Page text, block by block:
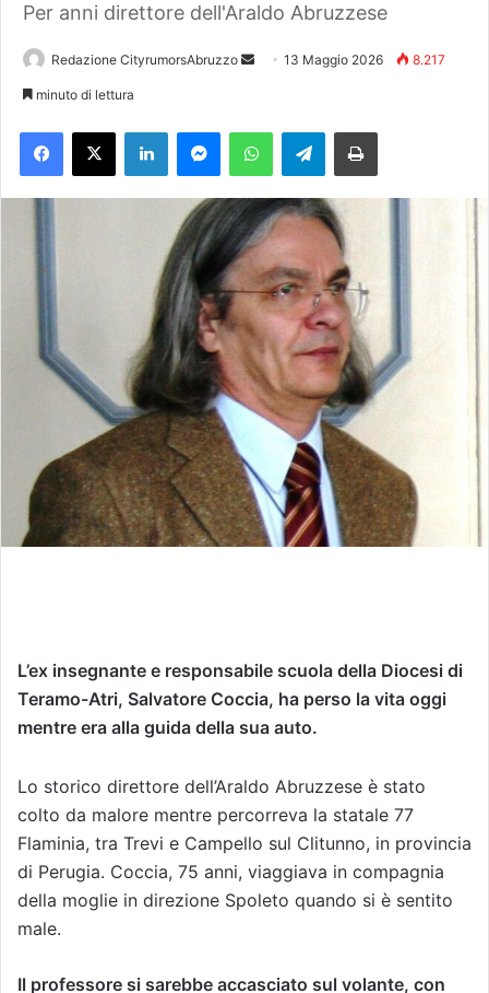
Per anni direttore dell'Araldo Abruzzese
Redazione CityrumorsAbruzzo
a
n
'
e
m
a
i
l
13 Maggio 2026 8.217
minuto di lettura
Telegram
L’ex insegnante e responsabile scuola della Diocesi di
Teramo-Atri, Salvatore Coccia, ha perso la vita oggi
mentre era alla guida della sua auto.
Lo storico direttore dell’Araldo Abruzzese è stato
colto da malore mentre percorreva la statale 77
Flaminia, tra Trevi e Campello sul Clitunno, in provincia
di Perugia. Coccia, 75 anni, viaggiava in compagnia
della moglie in direzione Spoleto quando si è sentito
male.
Il professore si sarebbe accasciato sul volante, con